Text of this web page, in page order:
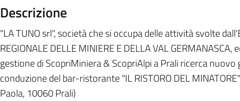
Descrizione
"LA TUNO srl", società che si occupa delle attività svolte
REGIONALE DELLE MINIERE E DELLA VAL
gestione di ScopriMiniera & ScopriAlpi a Prali ricerca nuovo
conduzione del bar-ristorante "IL RISTORO DEL
Paola, 10060 Prali)